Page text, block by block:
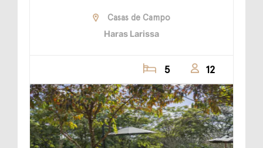
Casas de Campo
Haras Larissa
5 12